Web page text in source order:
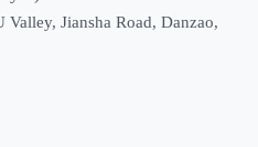
Jiansha Road, Danzao,